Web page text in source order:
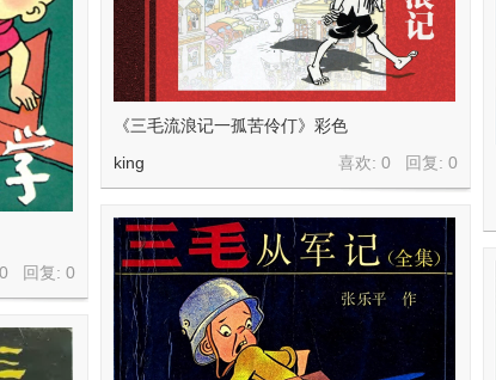
0 回复:0
《三毛流浪记一孤苦伶仃》彩色
喜欢: 0 回复:0
king